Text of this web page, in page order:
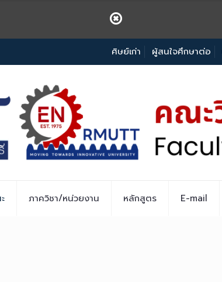
ศิษย์เก่า ผู้สนใจศึกษาต่อ
ภาควิชา/หน่วยงาน หลักสูตร E-mail